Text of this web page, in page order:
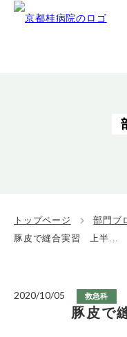
トップページ 部門ブ
豚皮で縫合実習 上半...
2020/10/05 救急科
豚皮で